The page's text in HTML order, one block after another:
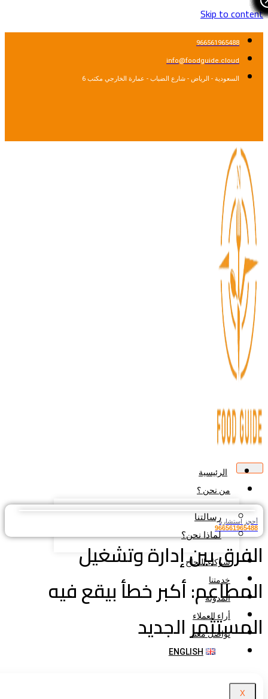
Skip to
966561965488
info@foodguide.cloud
السعودية - الرياض - شارع الضباب - عمارة الخارجي مكتب 6
الرئيسية
من نحن ؟
رسالتنا
لماذا نحن؟
شركاء النجاح
خدمتنا
المدونة
أراء العملاء
تواصل معنا
ENGLISH
استشارة
بين إدارة وتشغيل
أكبر خطأ بيقع فيه
الجديد